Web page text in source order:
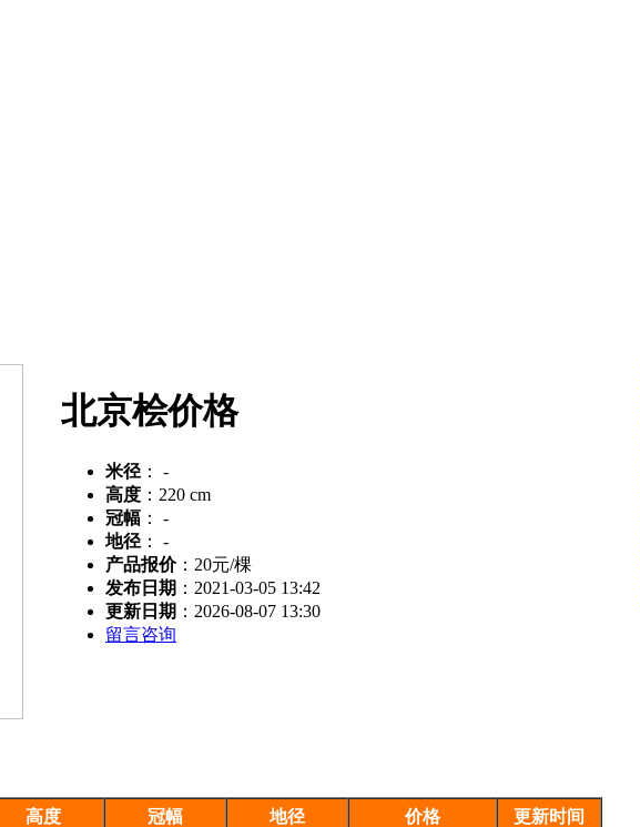
北京桧价格
米径 ：
-
高度 ： 220 cm
冠幅 ：
-
地径 ：
-
产品报价： 20元/棵
发布日期 ：2021-03-05 13:42
更新日期 ：2026-08-07 13:30
留言咨询
高度 冠幅 地径 价格 更新时间